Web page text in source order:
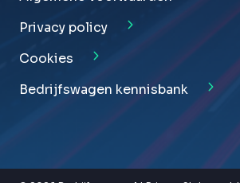
Privacy policy
Cookies
Bedrijfswagen kennisbank